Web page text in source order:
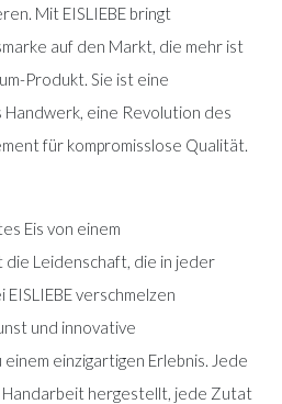
Mit EISLIEBE bringt
auf den Markt, die mehr ist
Produkt. Sie ist eine
eine Revolution des
für kompromisslose Qualität.
Eis von einem
die Leidenschaft, die in jeder
verschmelzen
und innovative
einzigartigen Erlebnis. Jede
hergestellt, jede Zutat